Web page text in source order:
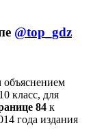
@top_gdz
класс, для
84 к
года издания